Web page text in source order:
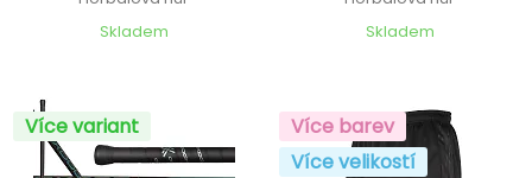
Skladem
Skladem
Více variant
Více barev
Více velikostí